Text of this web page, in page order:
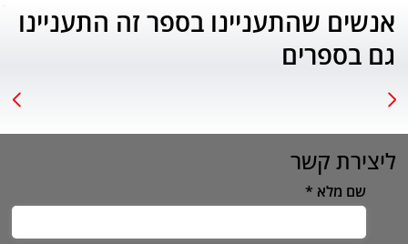
אנשים שהתעניינו בספר זה התעניינו
גם בספרים
ליצירת קשר
שם מלא